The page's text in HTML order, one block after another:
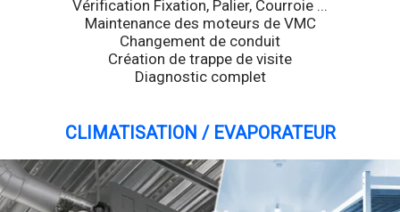
Vérification Fixation, Palier, Courroie ...
Maintenance des moteurs de VMC
Changement de conduit
Création de trappe de visite
Diagnostic complet
CLIMATISATION / EVAPORATEUR